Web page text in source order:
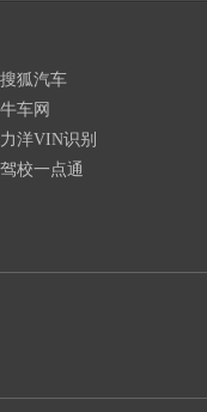
搜狐汽车
牛车网
力洋VIN识别
驾校一点通